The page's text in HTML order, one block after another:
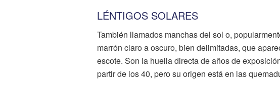
LÉNTIGOS SOLARES
También llamados manchas del sol o,
marrón claro a oscuro, bien delimitadas, que
escote. Son la huella directa de años de
partir de los 40, pero su origen está en las